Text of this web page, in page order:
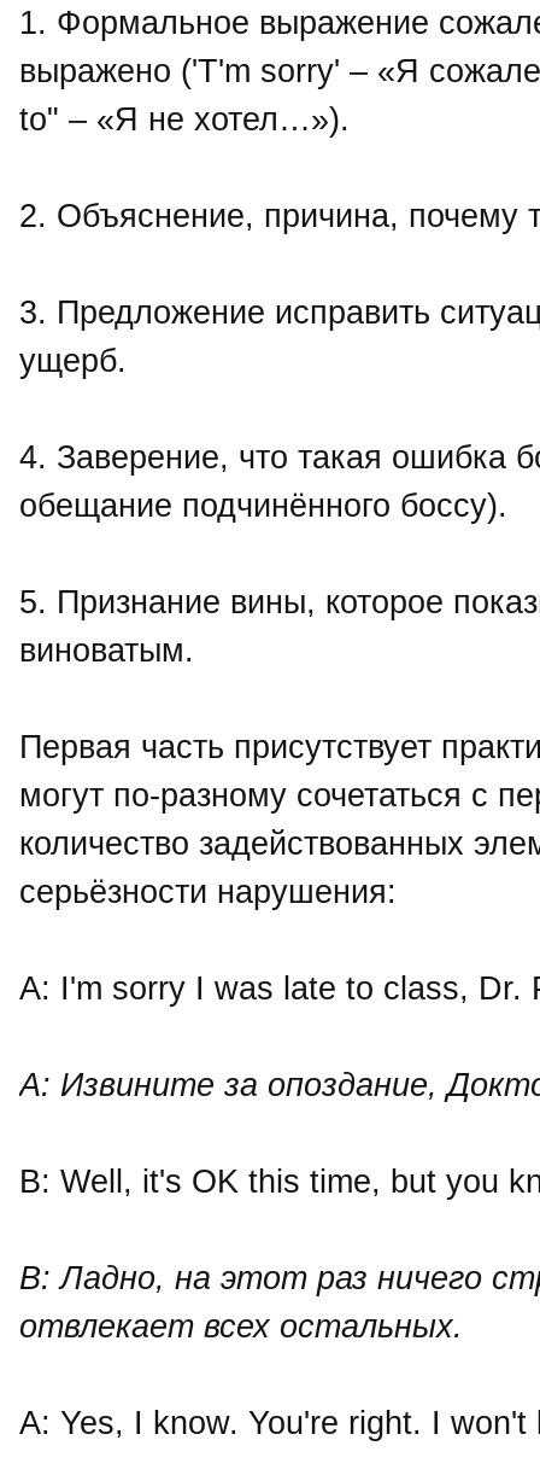
1. Формальное выражение
выражено ('T'm sorry' – «Я
to" – «Я не хотел…»).
2. Объяснение, причина,
3. Предложение исправить
ущерб.
4. Заверение, что такая ошибка
обещание подчинённого боссу).
5. Признание вины, которое
виноватым.
Первая часть присутствует
могут по-разному сочетаться с
количество задействованных
серьёзности нарушения:
A: I'm sorry I was late to class, Dr.
A: Извините за опоздание,
B: Well, it's OK this time, but you
В: Ладно, на этот раз ничего
отвлекает всех остальных.
A: Yes, I know. You're right. I